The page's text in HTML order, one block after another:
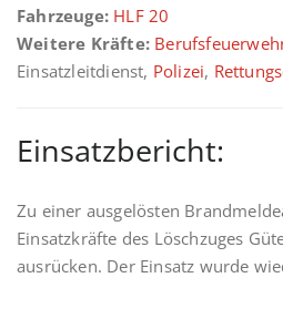
Fahrzeuge: HLF 20
Weitere Kräfte:
Einsatzleitdienst, Polizei,
Einsatzbericht:
Zu einer ausgelösten
Einsatzkräfte des Löschzuges
ausrücken. Der Einsatz wurde